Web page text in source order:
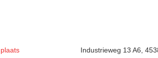
plaats
Industrieweg 13 A6,